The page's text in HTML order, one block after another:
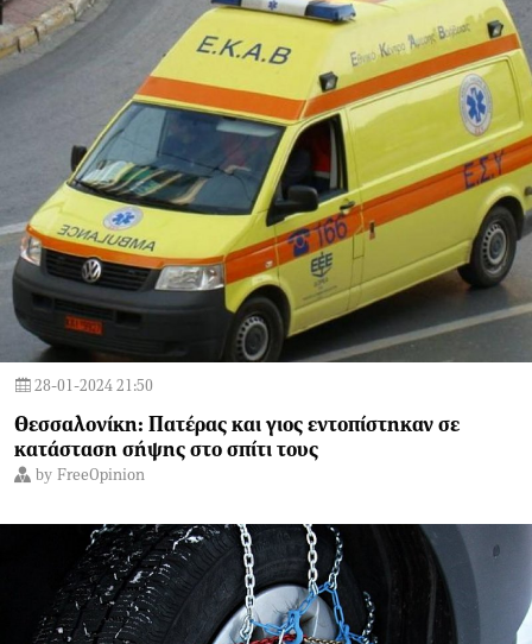
28-01-2024 21:50
Θεσσαλονίκη: Πατέρας και γιος εντοπίστηκαν σε
κατάσταση σήψης στο σπίτι τους
by FreeOpinion